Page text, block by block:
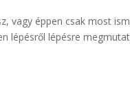
vagy éppen csak most
lépésről lépésre